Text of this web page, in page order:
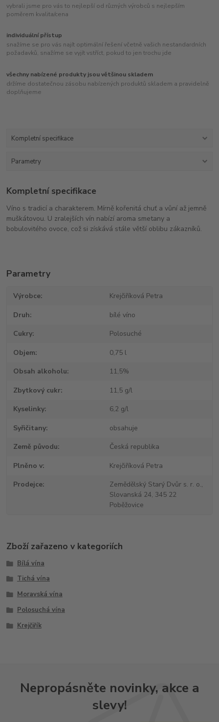
vybrali jsme pro vás to nejlepší od různých výrobců s nejlepším
poměrem kvalita/cena
individuální přístup
snažíme se pro vás najít optimální řešení včetně vašich nestandardních
požadavků, snažíme se vyjít vstříct, pokud to jen trochu jde
všechny nabízené produkty jsou většinou skladem
držíme dostatečnou zásobu nabízených produktů skladem a pravidelně
doplňujeme
Kompletní specifikace
Parametry
Kompletní specifikace
Víno s tradicí a charakterem. Mírně kořenitá chuť a vůní až jemně
muškátovou. U zralejších vín nabízí aroma smetany a
bobulovitého ovoce, což si získává stále větší oblibu zákazníků.
Parametry
Výrobce Krejčiříková Petra
Druh bílé víno
Cukry Polosuché
Objem 0,75 l
Obsah alkoholu 11,5%
Zbytkový cukr 11,5 g/l
Kyselinky 6,2 g/l
Syřičitany obsahuje
Země původu Česká republika
Plněno v Krejčiříková Petra
Prodejce
Zemědělský Starý Dvůr s. r. o.,
Slovanská 24, 345 22
Poběžovice
Zboží zařazeno v kategoriích
Bílá vína
Tichá vína
Moravská vína
Polosuchá vína
Krejčiřík
Nepropásněte novinky, akce a
slevy!